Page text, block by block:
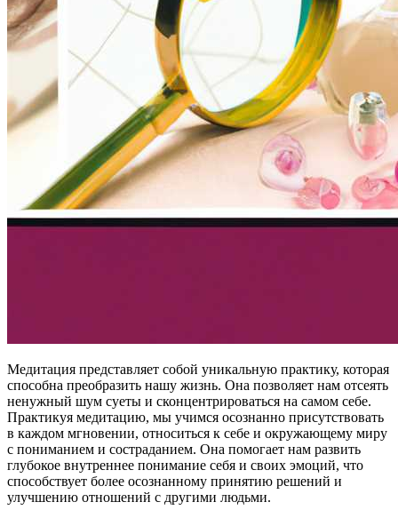
Медитация представляет собой уникальную практику, которая
способна преобразить нашу жизнь. Она позволяет нам отсеять
ненужный шум суеты и сконцентрироваться на самом себе.
Практикуя медитацию, мы учимся осознанно присутствовать
в каждом мгновении, относиться к себе и окружающему миру
с пониманием и состраданием. Она помогает нам развить
глубокое внутреннее понимание себя и своих эмоций, что
способствует более осознанному принятию решений и
улучшению отношений с другими людьми.